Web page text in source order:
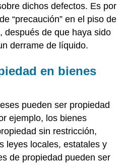
dichos defectos. Es por
“precaución” en el piso de
después de que haya sido
derrame de líquido.
en bienes
pueden ser propiedad
ejemplo, los bienes
sin restricción,
leyes locales, estatales y
de propiedad pueden ser